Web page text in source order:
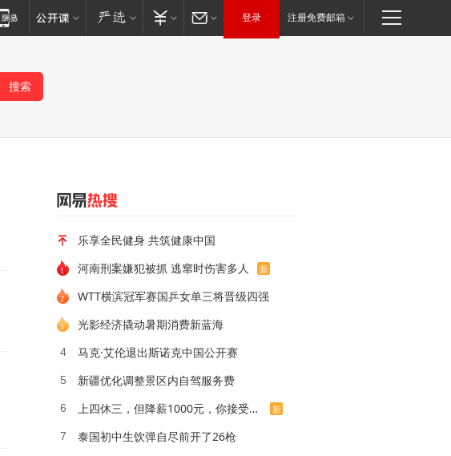
登录 注册免费邮箱
乐享全民健身 共筑健康中国
河南刑案嫌犯被抓 逃窜时伤害多人 新
WTT横滨冠军赛国乒女单三将晋级四强
光影经济撬动暑期消费新蓝海
4 马克·艾伦退出斯诺克中国公开赛
5 新疆优化调整景区内自驾服务费
6 上四休三，但降薪1000元，你接受吗？ 新
7 泰国初中生饮弹自尽前开了26枪